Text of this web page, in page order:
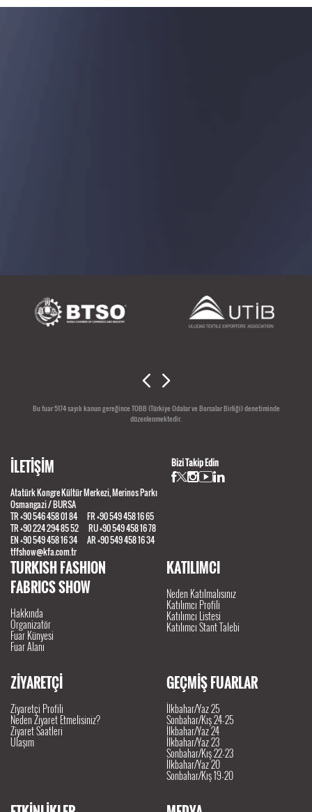
Bu fuar 5174 sayılı kanun gereğince TOBB (Türkiye Odalar ve Borsalar Birliği) denetiminde
düzenlenmektedir.
İLETİŞİM
Atatürk Kongre Kültür Merkezi, Merinos Parkı
Osmangazi / BURSA
TR +90 546 458 01 84 FR +90 549 458 16 65
TR +90 224 294 85 52 RU +90 549 458 16 78
EN +90 549 458 16 34 AR +90 549 458 16 34
tffshow@kfa.com.tr
Bizi Takip Edin
TURKISH FASHION
FABRICS SHOW
Hakkında
Organizatör
Fuar Künyesi
Fuar Alanı
KATILIMCI
Neden Katılmalısınız
Katılımcı Profili
Katılımcı Listesi
Katılımcı Stant Talebi
ZİYARETÇİ
Ziyaretçi Profili
Neden Ziyaret Etmelisiniz?
Ziyaret Saatleri
Ulaşım
GEÇMİŞ FUARLAR
İlkbahar/Yaz 25
Sonbahar/Kış 24-25
İlkbahar/Yaz 24
İlkbahar/Yaz 23
Sonbahar/Kış 22-23
İlkbahar/Yaz 20
Sonbahar/Kış 19-20